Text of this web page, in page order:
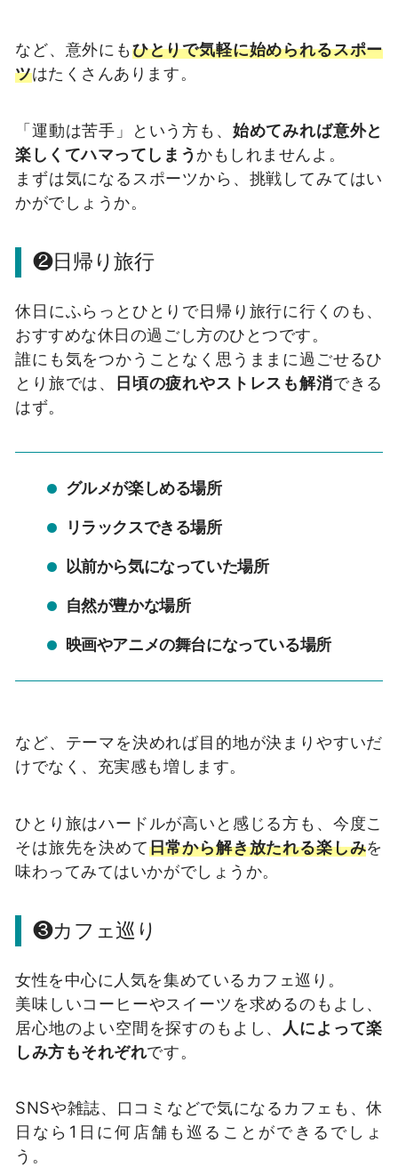
など、意外にもひとりで気軽に始められるスポー
ツはたくさんあります。
「運動は苦手」という方も、 始めてみれば意外と
楽しくてハマってしまう かもしれませんよ。
まずは気になるスポーツから、挑戦してみてはい
かがでしょうか。
❷日帰り旅行
休日にふらっとひとりで日帰り旅行に行くのも、
おすすめな休日の過ごし方のひとつです。
誰にも気をつかうことなく思うままに過ごせるひ
とり旅では、
日頃の疲れやストレスも解消できる
はず。
グルメが楽しめる場所
リラックスできる場所
以前から気になっていた場所
自然が豊かな場所
映画やアニメの舞台になっている場所
など、テーマを決めれば目的地が決まりやすいだ
けでなく、充実感も増します。
ひとり旅はハードルが高いと感じる方も、今度こ
そは旅先を決めて日常から解き放たれる楽しみを
味わってみてはいかがでしょうか。
❸カフェ巡り
女性を中心に人気を集めているカフェ巡り。
美味しいコーヒーやスイーツを求めるのもよし、
居心地のよい空間を探すのもよし、
人によって楽
しみ方もそれぞれです。
SNSや雑誌、口コミなどで気になるカフェも、休
日なら1日に何店舗も巡ることができるでしょ
う。